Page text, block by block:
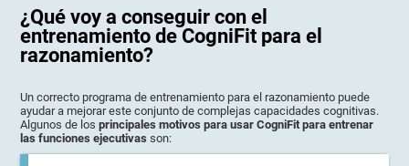
¿Qué voy a conseguir con el
entrenamiento de CogniFit para el
razonamiento?
Un correcto programa de entrenamiento para el razonamiento puede
ayudar a mejorar este conjunto de complejas capacidades cognitivas.
Algunos de losprincipales motivos para usar CogniFit para entrenar
las funciones ejecutivas son: